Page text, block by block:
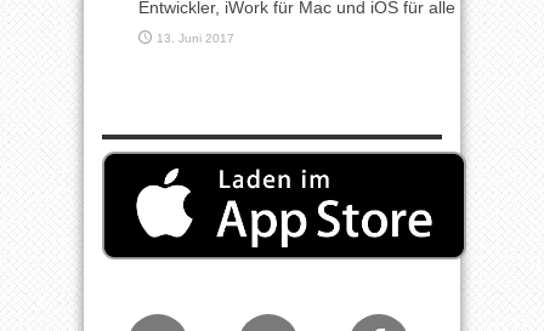
Entwickler, iWork für Mac und iOS für alle
13. Juni 2017